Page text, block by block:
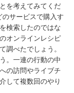
を考えてみてくだ
サービスで購入す
検索したのではな
オンラインレシピ
調べたでしょう。
。一連の行動の中
の訪問やライブチ
して複数回のやり